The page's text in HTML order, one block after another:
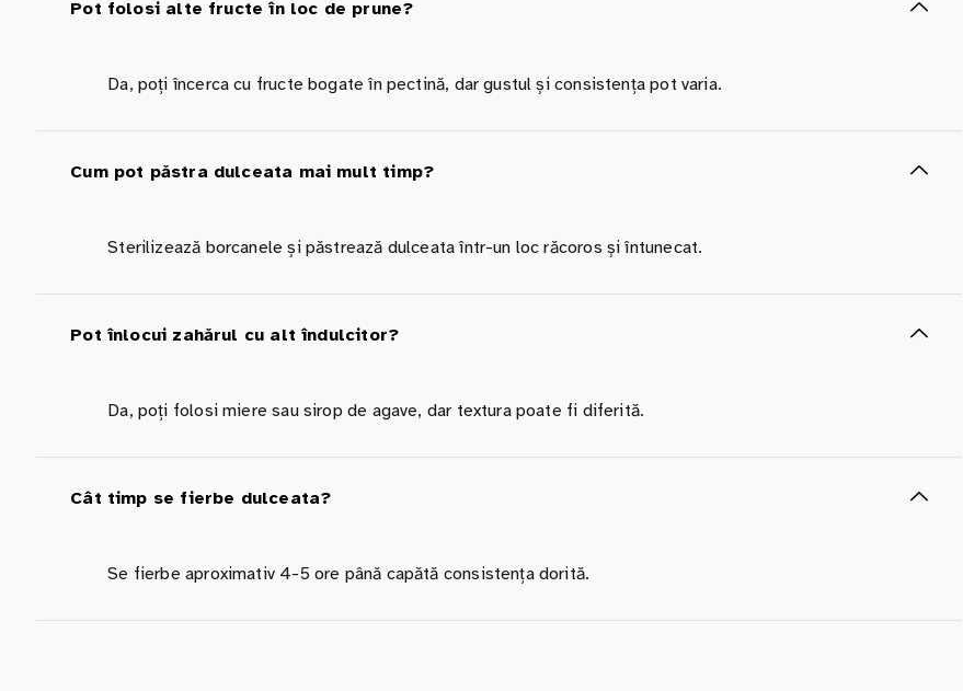
Pot folosi alte fructe în loc de prune?
Da, poți încerca cu fructe bogate în pectină, dar gustul și consistența pot varia.
Cum pot păstra dulceata mai mult timp?
Sterilizează borcanele și păstrează dulceata într-un loc răcoros și întunecat.
Pot înlocui zahărul cu alt îndulcitor?
Da, poți folosi miere sau sirop de agave, dar textura poate fi diferită.
Cât timp se fierbe dulceata?
Se fierbe aproximativ 4-5 ore până capătă consistența dorită.